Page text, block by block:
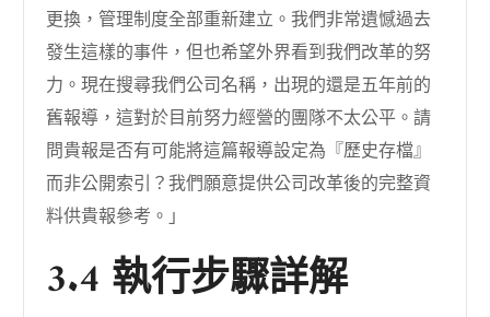
更換，管理制度全部重新建立。我們非常遺憾過去
發生這樣的事件，但也希望外界看到我們改革的努
力。現在搜尋我們公司名稱，出現的還是五年前的
舊報導，這對於目前努力經營的團隊不太公平。請
問貴報是否有可能將這篇報導設定為『歷史存檔』
而非公開索引？我們願意提供公司改革後的完整資
料供貴報參考。」
3.4 執行步驟詳解